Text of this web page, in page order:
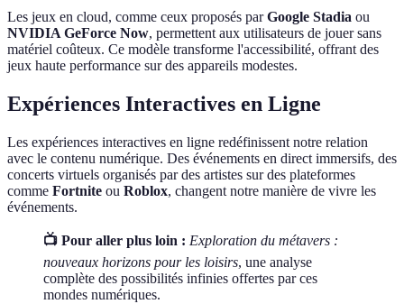
Les jeux en cloud, comme ceux proposés parGoogle Stadia ou
NVIDIA GeForce Now, permettent aux utilisateurs de jouer sans
matériel coûteux. Ce modèle transforme l'accessibilité, offrant des
jeux haute performance sur des appareils modestes.
Expériences Interactives en Ligne
Les expériences interactives en ligne redéfinissent notre relation
avec le contenu numérique. Des événements en direct immersifs, des
concerts virtuels organisés par des artistes sur des plateformes
comme Fortnite ou Roblox, changent notre manière de vivre les
événements.
📺 Pour aller plus loin : Exploration du métavers :
nouveaux horizons pour les loisirs, une analyse
complète des possibilités infinies offertes par ces
mondes numériques.